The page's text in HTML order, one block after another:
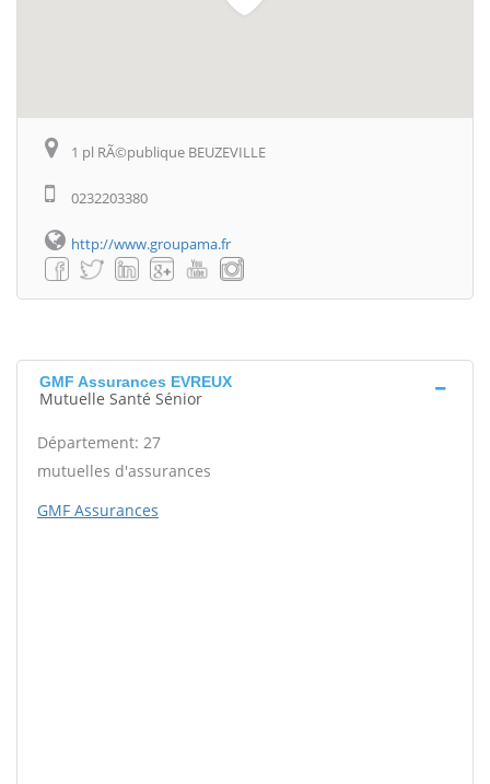
1 pl RÃ©publique BEUZEVILLE
0232203380
http://www.groupama.fr
GMF Assurances EVREUX
Mutuelle Santé Sénior
Département: 27
mutuelles d'assurances
GMF Assurances